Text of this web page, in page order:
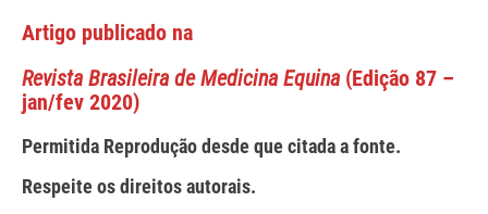
Artigo publicado na
Revista Brasileira de Medicina Equina (Edição 87 –
jan/fev 2020)
Permitida Reprodução desde que citada a fonte.
Respeite os direitos autorais.